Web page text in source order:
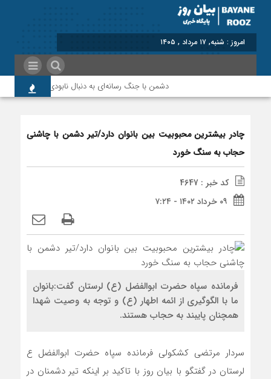
برابر با : Saturday - 8 August - 2026
دشمن با جنگ رسانه‌ای به دنبال نابودی امید و اعتماد
چادر بیشترین محبوبیت بین بانوان دارد/تیر دشمن با چاشنی
حجاب به سنگ خورد
کد خبر : 4647
۰۹ خرداد ۱۴۰۲ - ۷:۲۴
فرمانده سپاه حضرت ابوالفضل (ع) لرستان گفت:بانوان
ما با الگوگیری از ائمه اطهار (ع) و توجه به وصیت شهدا
همچنان پایبند به حجاب هستند.
سردار مرتضی کشکولی فرمانده سپاه حضرت ابوالفضل ع
لرستان در گفتگو با بیان روز با تاکید بر اینکه تیر دشمنان در